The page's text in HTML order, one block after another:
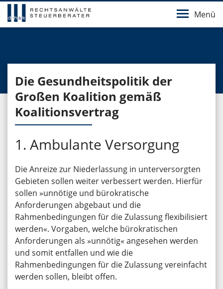
Menü
Die Gesundheitspolitik der
Großen Koalition gemäß
Koalitionsvertrag
1. Ambulante Versorgung
Die Anreize zur Niederlassung in unterversorgten
Gebieten sollen weiter verbessert werden. Hierfür
sollen »unnötige und bürokratische
Anforderungen abgebaut und die
Rahmenbedingungen für die Zulassung flexibilisiert
werden«. Vorgaben, welche bürokratischen
Anforderungen als »unnötig« angesehen werden
und somit entfallen und wie die
Rahmenbedingungen für die Zulassung vereinfacht
werden sollen, bleibt offen.